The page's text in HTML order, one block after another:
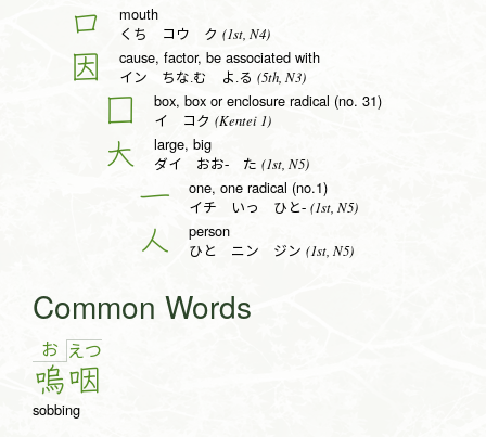
口 mouth
くち コウ ク (1st, N4)
因 cause, factor, be associated with
イン ちな.む よ.る (5th, N3)
囗 box, box or enclosure radical (no. 31)
イ コク (Kentei 1)
大 large, big
ダイ おお- た (1st, N5)
一 one, one radical (no.1)
イチ いっ ひと- (1st, N5)
人 person
ひと ニン ジン (1st, N5)
Common Words
お
嗚
え つ
咽
sobbing